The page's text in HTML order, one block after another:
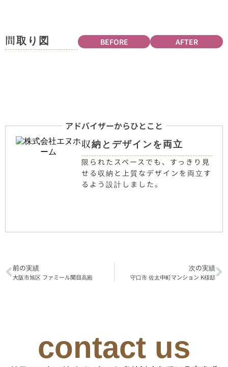
間取り図 BEFORE AFTER
アドバイザーからひとこと
収納とデザインを両立
限られたスペースでも、すっきり見
せる収納と上質なデザインを両立す
るよう設計しました。
前の実績
大阪市旭区 ファミール関目高殿
次の実績
守口市 佐太中町マンション K様邸
contact us